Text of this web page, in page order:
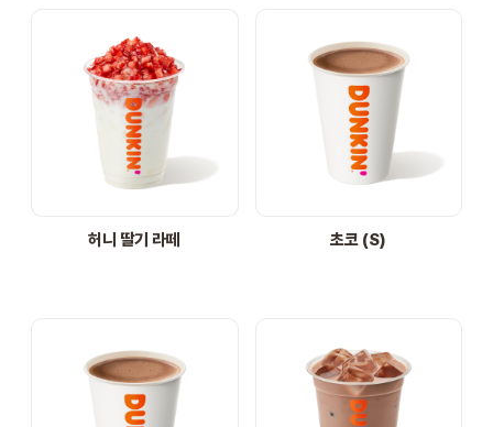
EVENT
STORE
ORDER허니 딸기 라떼 초코 (S)